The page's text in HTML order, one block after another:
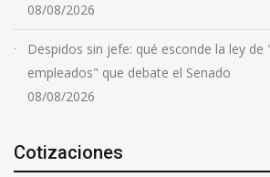
08/08/2026
Despidos sin jefe: qué esconde la ley de
empleados" que debate el Senado
08/08/2026
Cotizaciones